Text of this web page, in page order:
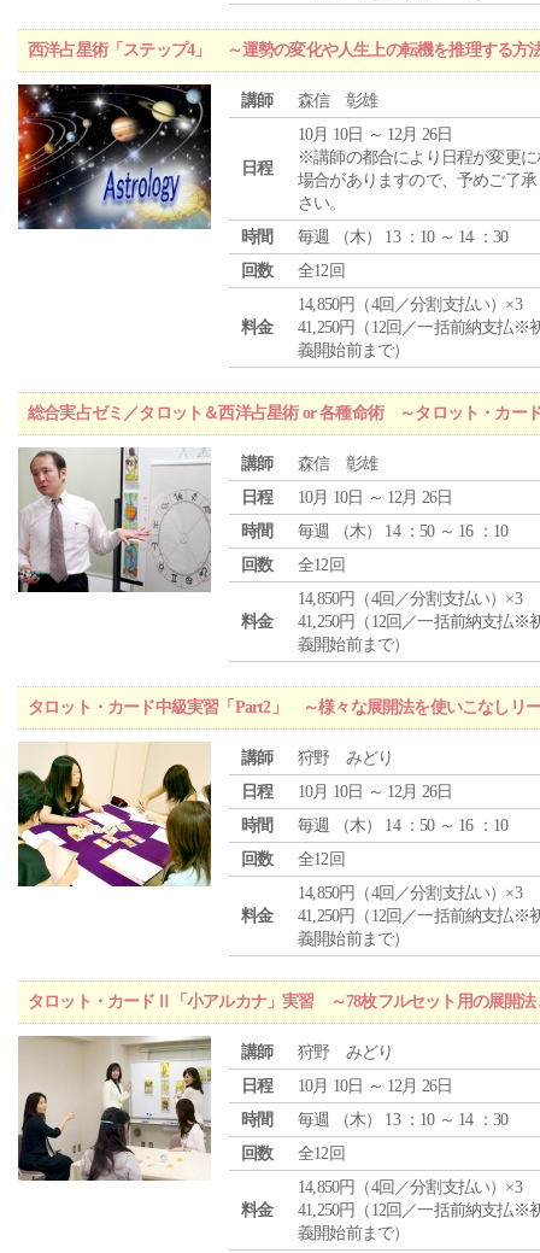
西洋占星術「ステップ4」 ～運勢の変化や人生上の転機を推理する方
講師 森信 彰雄
日程
10月 10日 ～ 12月 26日
※講師の都合により日程が変更に
場合がありますので、予めご了承
さい。
時間
毎週 （木） 13 ：10 ～ 14 ：30
回数
全12回
料金
14,850円（4回／分割支払い）×3
41,250円（12回／一括前納支払※
義開始前まで）
総合実占ゼミ／タロット＆西洋占星術 or 各種命術 ～タロット・カー
講師
森信 彰雄
日程
10月 10日 ～ 12月 26日
時間
毎週 （木） 14 ：50 ～ 16 ：10
回数
全12回
料金
14,850円（4回／分割支払い）×3
41,250円（12回／一括前納支払※
義開始前まで）
タロット・カード中級実習「Part2」 ～様々な展開法を使いこなしリ
講師
狩野 みどり
日程
10月 10日 ～ 12月 26日
時間
毎週 （木） 14 ：50 ～ 16 ：10
回数
全12回
料金
14,850円（4回／分割支払い）×3
41,250円（12回／一括前納支払※
義開始前まで）
タロット・カードⅡ「小アルカナ」実習 ～78枚フルセット用の展開法
講師
狩野 みどり
日程
10月 10日 ～ 12月 26日
時間
毎週 （木） 13 ：10 ～ 14 ：30
回数
全12回
料金
14,850円（4回／分割支払い）×3
41,250円（12回／一括前納支払※
義開始前まで）